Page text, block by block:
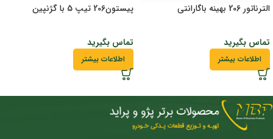
الترناتور 206 بهینه باگارانتی
تماس بگیرید
اطلاعات بیشتر
پیستون206 تیپ 5 با گژنپین
تماس بگیرید
اطلاعات بیشتر